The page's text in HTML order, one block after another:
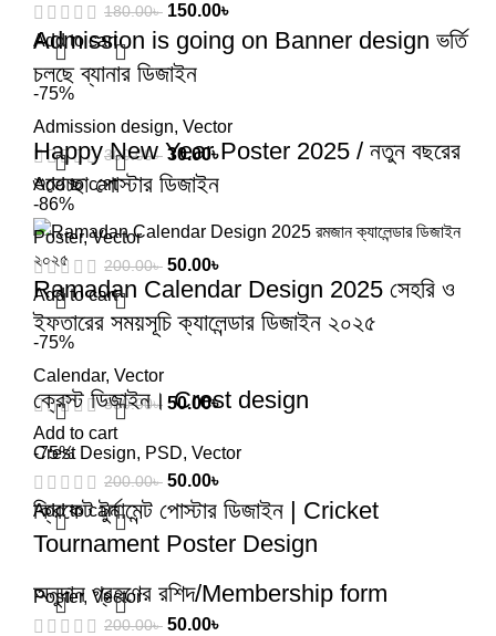
180.00৳ 150.00৳
Add to cart
Admission is going on Banner design ভর্তি
চলছে ব্যানার ডিজাইন
Admission design, Vector
300.00৳ 30.00৳
Add to cart
-75%
Happy New Year Poster 2025 / নতুন বছরের
শুভেচ্ছা পোস্টার ডিজাইন
Poster,Vector
200.00৳ 50.00৳
Add to cart
-86%
Ramadan Calendar Design 2025 সেহরি ও
ইফতারের সময়সূচি ক্যালেন্ডার ডিজাইন ২০২৫
Calendar, Vector
350.00৳ 50.00৳
Add to cart
-75%
ক্রেস্ট ডিজাইন। Crest design
Crest Design, PSD, Vector
200.00৳ 50.00৳
Add to cart
-75%
ক্রিকেট টুর্নামেন্ট পোস্টার ডিজাইন | Cricket
Tournament Poster Design
Poster, Vector
200.00৳ 50.00৳
অনুদান গ্রহণের রশিদ/Membership form